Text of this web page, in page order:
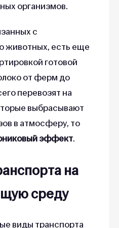
организмов.
с
животных, есть еще
готовой
от ферм до
перевозят на
выбрасывают
в атмосферу, то
эффект.
на
среду
виды транспорта